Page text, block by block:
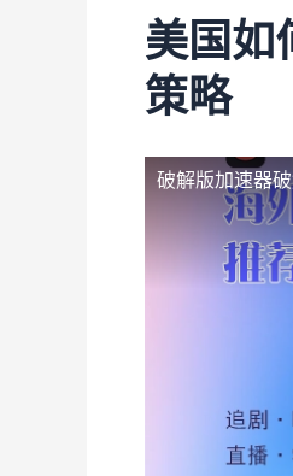
美国如
策略
破解版加速器